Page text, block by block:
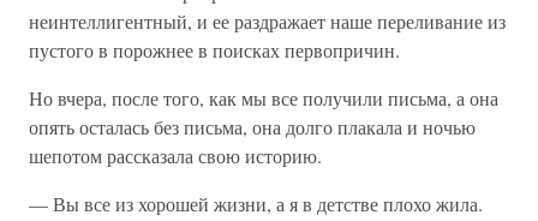
неинтеллигентный, и ее раздражает наше переливание из
пустого в порожнее в поисках первопричин.
Но вчера, после того, как мы все получили письма, а она
опять осталась без письма, она долго плакала и ночью
шепотом рассказала свою историю.
— Вы все из хорошей жизни, а я в детстве плохо жила.